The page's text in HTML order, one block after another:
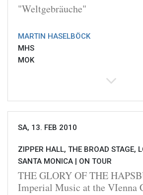
"Weltgebräuche"
MARTIN HASELBÖCK
MHS
MOK
SA, 13. FEB 2010
ZIPPER HALL, THE BROAD STAGE,
SANTA MONICA | ON TOUR
THE GLORY OF THE
Imperial Music at the VIenna